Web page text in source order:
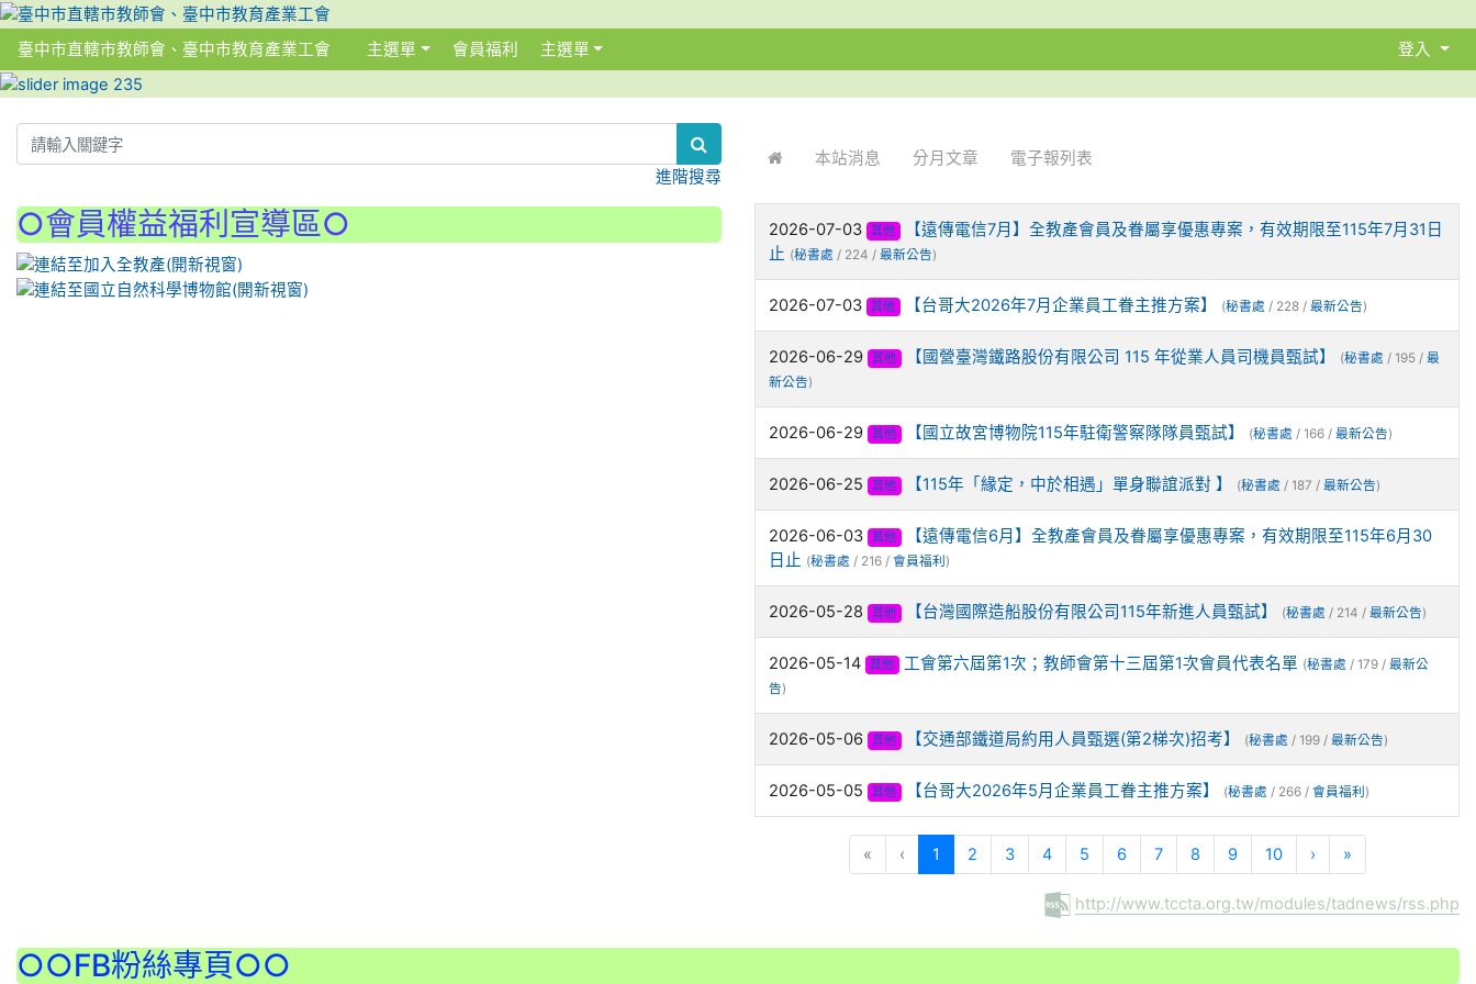
臺中市直轄市教師會、臺中市教育產業工會 主選單 會員福利 主選單 登入
本站消息 分月文章 電子報列表
2026-07-03 其他
【遠傳電信7月】全教產會員及眷屬享優惠專案，有效期限至115年7月31日
止 (秘書處 / 224 / 最新公告)
2026-07-03 其他 【台哥大2026年7月企業員工眷主推方案】 (秘書處 / 228 / 最新公告)
2026-06-29 其他 【國營臺灣鐵路股份有限公司 115 年從業人員司機員甄試】 (秘書處 / 195 / 最
新公告)
2026-06-29 其他 【國立故宮博物院115年駐衛警察隊隊員甄試】 (秘書處 / 166 / 最新公告)
2026-06-25 其他 【115年「緣定，中於相遇」單身聯誼派對 】 (秘書處 / 187 / 最新公告)
2026-06-03 其他
【遠傳電信6月】全教產會員及眷屬享優惠專案，有效期限至115年6月30
日止 (秘書處 / 216 / 會員福利 )
2026-05-28 其他 【台灣國際造船股份有限公司115年新進人員甄試】 (秘書處 / 214 / 最新公告)
2026-05-14 其他 工會第六屆第1次；教師會第十三屆第1次會員代表名單 (秘書處 / 179 / 最新公
告)
2026-05-06 其他 【交通部鐵道局約用人員甄選(第2梯次)招考】 (秘書處 / 199 / 最新公告)
2026-05-05 其他 【台哥大2026年5月企業員工眷主推方案】 (秘書處 / 266 / 會員福利 )
« ‹ 1 (current)
2 3 4 5 6 7 8 9 10 › »
http://www.tccta.org.tw/modules/tadnews/rss.php
進階搜尋
○會員權益福利宣導區○
○○FB粉絲專頁○○